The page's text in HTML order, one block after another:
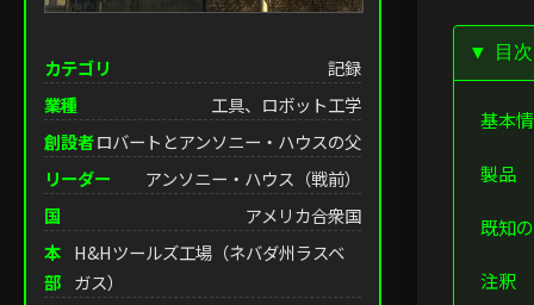
カテゴリ
記録
業種
工具、ロボット工学
創設者ロバートとアンソニー・ハウスの父
リーダー
アンソニー・ハウス（戦前）
国
アメリカ合衆国
本
部
H&Hツールズ工場（ネバダ州ラスベ
ガス）
▼ 目
基本
製品
既知
注釈